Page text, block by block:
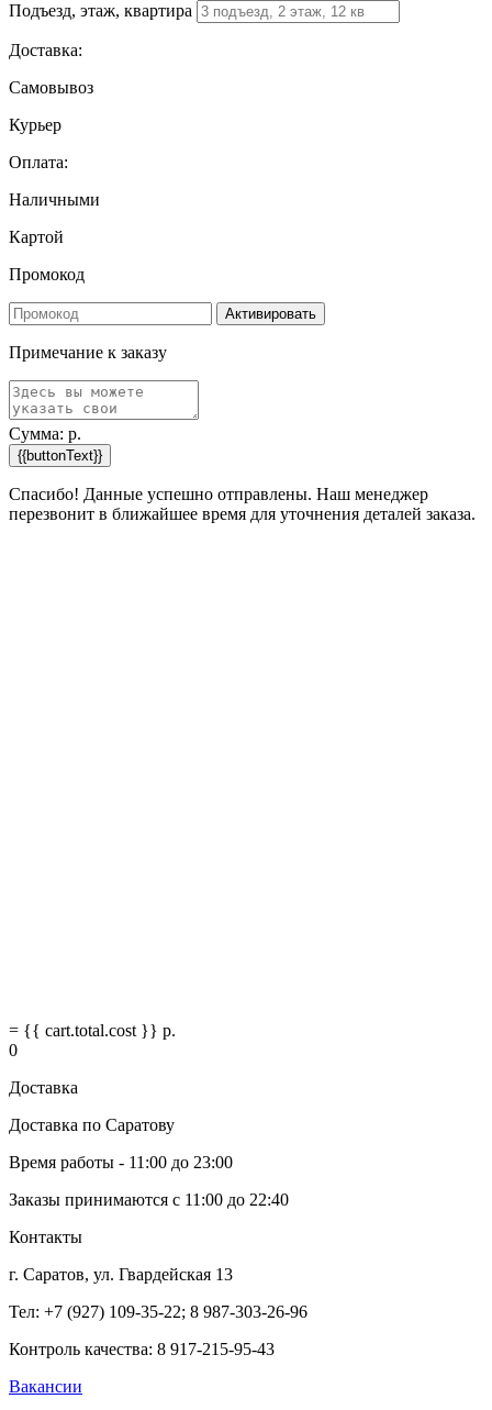
Подъезд, этаж, квартира
Доставка:
Самовывоз
Курьер
Оплата:
Наличными
Картой
Промокод
Активировать
Примечание к заказу
Сумма: р.
{{buttonText}}
Спасибо! Данные успешно отправлены. Наш менеджер
перезвонит в ближайшее время для уточнения деталей заказа.
= {{ cart.total.cost }} р.
0
Доставка
Доставка по Саратову
Время работы - 11:00 до 23:00
Заказы принимаются с 11:00 до 22:40
Контакты
г. Саратов, ул. Гвардейская 13
Тел: +7 (927) 109-35-22; 8 987-303-26-96
Контроль качества: 8 917-215-95-43
Вакансии